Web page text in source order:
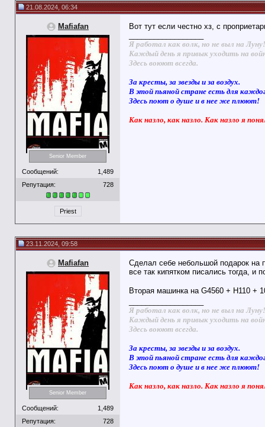
21.08.2024, 06:34
Mafiafan
Senior Member
Сообщений:
1,489
Репутация:
728
Priest
Вот тут если честно хз, с
Я работал как волк, но не выл на Луну!
Каждый день я привык уходить на
Здесь воюют всегда.
За кресты, за звезды и за воздух.
В этой пьяной стране есть для
Здесь поют о душе и в нее же плюют!
Как назло, как назло. Как назло я
23.11.2024, 09:58
Mafiafan
Senior Member
Сообщений:
1,489
Репутация:
728
Сделал себе небольшой подарок на
все так кипятком писались тогда, и
Вторая машинка на G4560 + H110 +
Я работал как волк, но не выл на Луну!
Каждый день я привык уходить на
Здесь воюют всегда.
За кресты, за звезды и за воздух.
В этой пьяной стране есть для
Здесь поют о душе и в нее же плюют!
Как назло, как назло. Как назло я